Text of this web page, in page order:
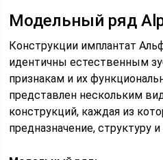
Модельный ряд
Конструкции имплантат
идентичны естественным
признакам и их
представлен нескольким
конструкций, каждая из
предназначение, структуру и